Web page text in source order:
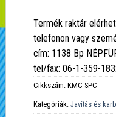
Termék raktár
telefonon vagy
cím: 1138 Bp
tel/fax: 06-1-359-
Cikkszám:KMC-SPC
Kategóriák:Javítás és